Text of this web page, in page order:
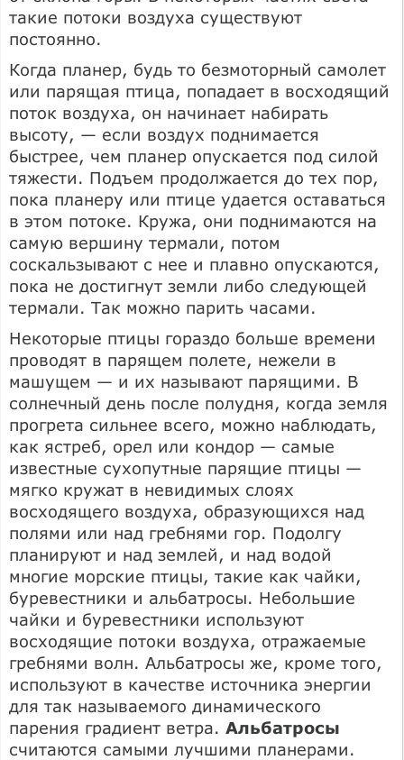
такие потоки воздуха существуют
постоянно.
Когда планер, будь то безмоторный самолет
или парящая птица, попадает в восходящий
поток воздуха, он начинает набирать
высоту, — если воздух поднимается
быстрее, чем планер опускается под силой
тяжести. Подъем продолжается до тех пор,
пока планеру или птице удается оставаться
в этом потоке. Кружа, они поднимаются на
самую вершину термали, потом
соскальзывают с нее и плавно опускаются,
пока не достигнут земли либо следующей
термали. Так можно парить часами.
Некоторые птицы гораздо больше времени
проводят в парящем полете, нежели в
машущем — и их называют парящими. В
солнечный день после полудня, когда земля
прогрета сильнее всего, можно наблюдать,
как ястреб, орел или кондор — самые
известные сухопутные парящие птицы —
мягко кружат в невидимых слоях
восходящего воздуха, образующихся над
полями или над гребнями гор. Подолгу
планируют и над землей, и над водой
многие морские птицы, такие как чайки,
буревестники и альбатросы. Небольшие
чайки и буревестники используют
восходящие потоки воздуха, отражаемые
гребнями волн. Альбатросы же, кроме того,
используют в качестве источника энергии
для так называемого динамического
парения градиент ветра. Альбатросы
считаются самыми лучшими планерами.